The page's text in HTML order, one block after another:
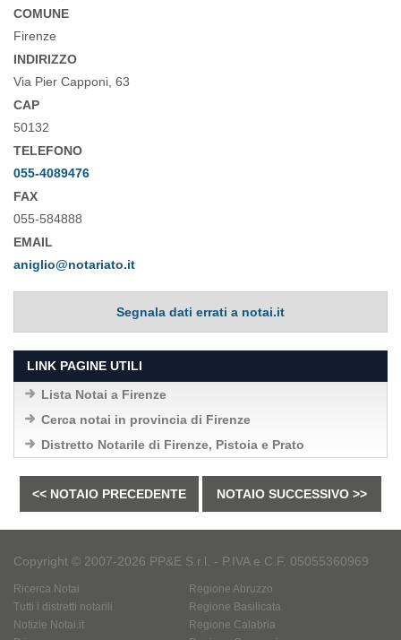
COMUNE
Firenze
INDIRIZZO
Via Pier Capponi, 63
CAP
50132
TELEFONO
055-4089476
FAX
055-584888
EMAIL
aniglio@notariato.it
Segnala dati errati a notai.it
LINK PAGINE UTILI
Lista Notai a Firenze
Cerca notai in provincia di Firenze
Distretto Notarile di Firenze, Pistoia e Prato
<< NOTAIO PRECEDENTE NOTAIO SUCCESSIVO >>
Copyright © 2007-2026 PP&E S.r.l. - P.IVA e C.F. 05055360969
Ricerca Notai
Tutti i distretti notarili
Notizie Notai.it
Regione Abruzzo
Regione Basilicata
Regione Calabria